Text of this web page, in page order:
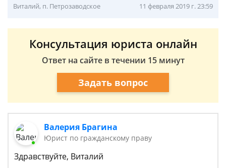
Виталий, п. Петрозаводское 11 февраля 2019 г. 23:59
Консультация юриста онлайн
Ответ на сайте в течении 15 минут
Задать вопрос
Валерия Брагина
Юрист по гражданскому праву
Здравствуйте, Виталий